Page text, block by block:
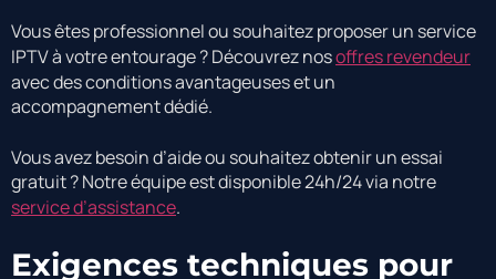
Vous êtes professionnel ou souhaitez proposer un service
IPTV à votre entourage ? Découvrez nosoffres revendeur
avec des conditions avantageuses et un
accompagnement dédié.
Vous avez besoin d’aide ou souhaitez obtenir un essai
gratuit ? Notre équipe est disponible 24h/24 via notre
service d’assistance.
Exigences techniques pour